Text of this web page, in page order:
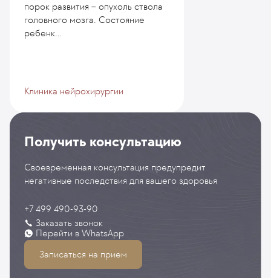
порок развития – опухоль ствола
головного мозга. Состояние
ребенк...
Клиника нейрохирургии
Получить консультацию
Своевременная консультация предупредит
негативные последствия для вашего здоровья
Записаться на прием
+7 499 490-93-90
Перейти в WhatsApp
Заказать звонок